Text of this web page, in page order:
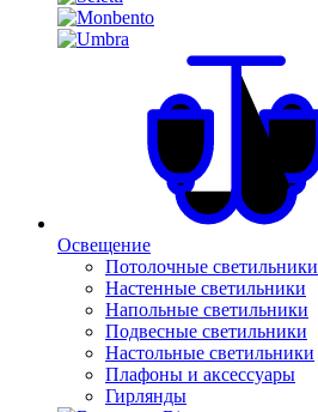
Освещение
Потолочные светильники
Настенные светильники
Напольные светильники
Подвесные светильники
Настольные светильники
Плафоны и аксессуары
Гирлянды